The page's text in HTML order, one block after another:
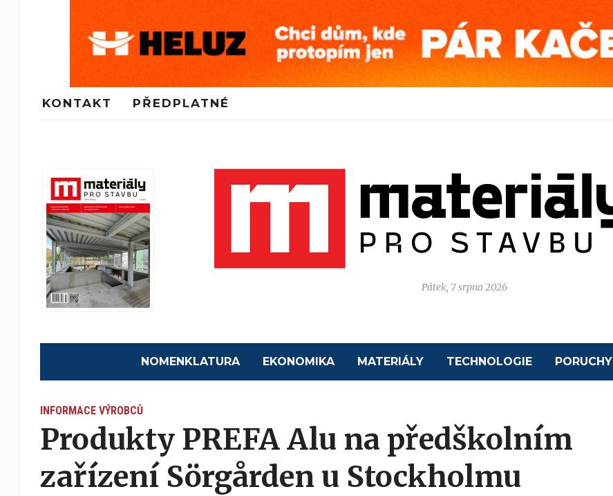
KONTAKT PŘEDPLATNÉ
Pátek, 7 srpna 2026
NOMENKLATURA EKONOMIKA MATERIÁLY TECHNOLOGIE PORUCHY
INFORMACE VÝROBCŮ
Produkty PREFA Alu na předškolním
zařízení Sörgården u Stockholmu